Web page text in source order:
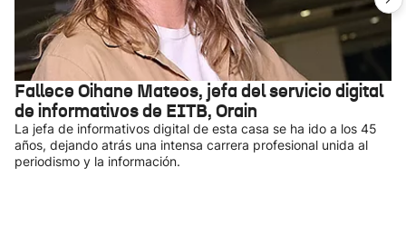
Fallece Oihane Mateos, jefa del servicio digital
de informativos de EITB, Orain
La jefa de informativos digital de esta casa se ha ido a los 45
años, dejando atrás una intensa carrera profesional unida al
periodismo y la información.